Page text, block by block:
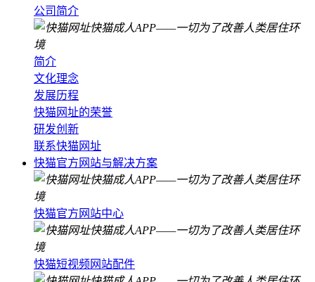
公司简介
简介
文化理念
发展历程
快猫网址的荣誉
研发创新
联系快猫网址
快猫官方网站与解决方案
快猫官方网站中心
快猫短视频网站配件